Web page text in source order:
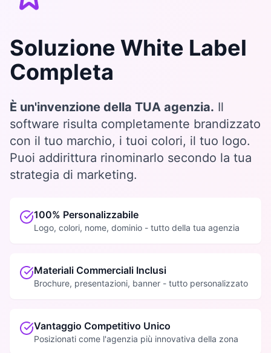
Soluzione White Label
Completa
È un'invenzione della TUA agenzia. Il
software risulta completamente brandizzato
con il tuo marchio, i tuoi colori, il tuo logo.
Puoi addirittura rinominarlo secondo la tua
strategia di marketing.
100% Personalizzabile
Logo, colori, nome, dominio - tutto della tua agenzia
Materiali Commerciali Inclusi
Brochure, presentazioni, banner - tutto personalizzato
Vantaggio Competitivo Unico
Posizionati come l'agenzia più innovativa della zona